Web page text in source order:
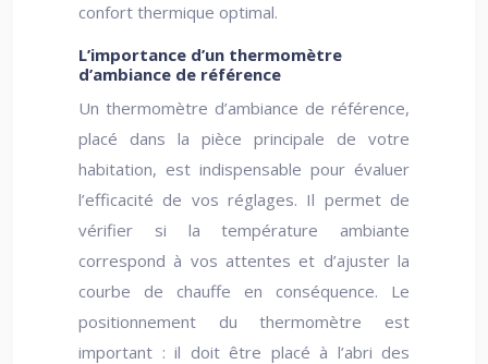
confort thermique optimal.
L’importance d’un thermomètre
d’ambiance de référence
Un thermomètre d’ambiance de référence,
placé dans la pièce principale de votre
habitation, est indispensable pour évaluer
l’efficacité de vos réglages. Il permet de
vérifier si la température ambiante
correspond à vos attentes et d’ajuster la
courbe de chauffe en conséquence. Le
positionnement du thermomètre est
important : il doit être placé à l’abri des